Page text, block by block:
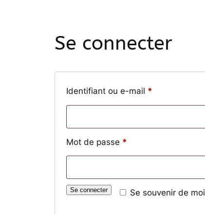
Se connecter
Identifiant ou e-mail *
Mot de passe *
Se souvenir de moi
Se connecter